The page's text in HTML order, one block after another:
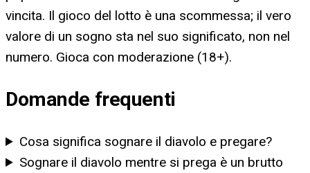
vincita. Il gioco del lotto è una scommessa; il vero
valore di un sogno sta nel suo significato, non nel
numero. Gioca con moderazione (18+).
Domande frequenti
Cosa significa sognare il diavolo e pregare?
Sognare il diavolo mentre si prega è un brutto